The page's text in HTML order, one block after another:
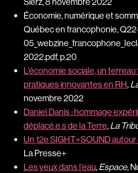
Économie, numérique et
Québec en francophonie,
2022.pdf, p.20
L’économie sociale, un
pratiques innovantes en RH,
novembre 2022
Daniel Danis : hommage
déplacé.e.s de la Terre,La
Un 12e SIGHT+SOUND
La Presse+
Les yeux dans l’eau,Espace,